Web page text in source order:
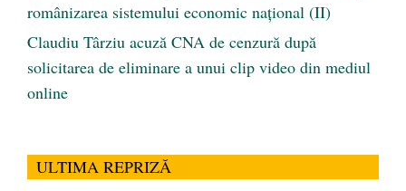
românizarea sistemului economic naţional (II)
Claudiu Târziu acuză CNA de cenzură după
solicitarea de eliminare a unui clip video din mediul
online
ULTIMA REPRIZĂ